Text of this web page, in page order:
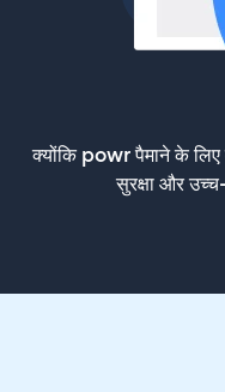
क्योंकि powr पैमाने के लिए
सुरक्षा और